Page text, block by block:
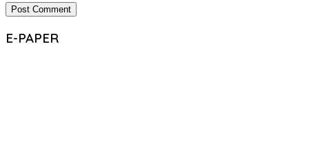
E-PAPER